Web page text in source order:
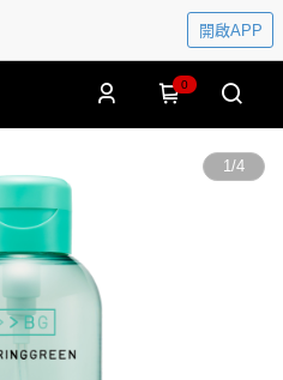
開啟APP
0
1/4